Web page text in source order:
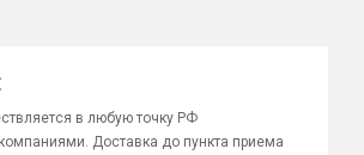
в любую точку РФ
Доставка до пункта приема